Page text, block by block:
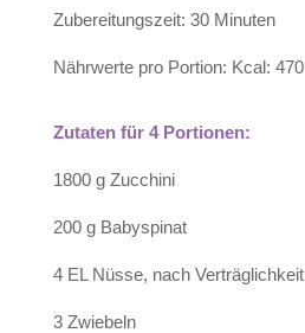
Zubereitungszeit: 30 Minuten
Nährwerte pro Portion: Kcal: 470
Zutaten für 4 Portionen:
1800 g Zucchini
200 g Babyspinat
4 EL Nüsse, nach Verträglichkeit
3 Zwiebeln